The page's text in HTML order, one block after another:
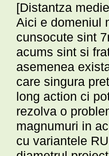
[Distantza
Aici e domeniul
cunsocute sint
acums sint si
asemenea
care singura
long action ci
rezolva o
magnumuri in
cu variantele